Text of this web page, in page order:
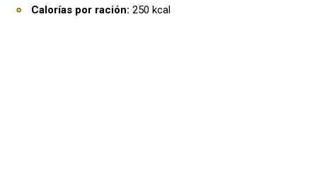
Calorías por ración: 250 kcal